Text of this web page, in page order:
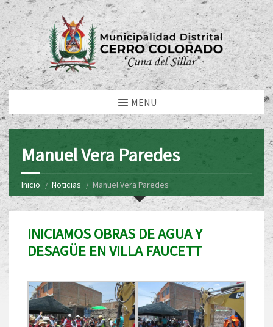
MENU
Manuel Vera Paredes
Inicio Noticias Manuel Vera Paredes
INICIAMOS OBRAS DE AGUA Y
DESAGÜE EN VILLA FAUCETT